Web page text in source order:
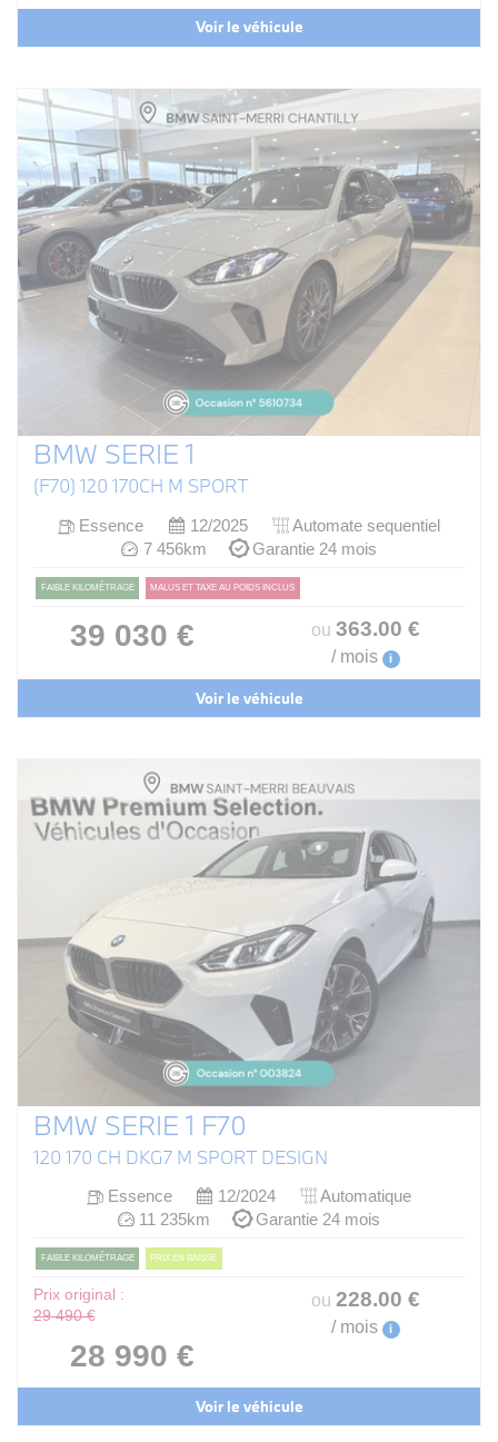
Voir le véhicule
BMW SERIE 1
(F70) 120 170CH M SPORT
Essence 12/2025
Automate sequentiel
7 456km
Garantie 24 mois
FAIBLE KILOMÉTRAGE MALUS ET TAXE AU POIDS INCLUS
39 030 € ou 363.00 €
/ mois i
Voir le véhicule
BMW SERIE 1 F70
120 170 CH DKG7 M SPORT DESIGN
Essence 12/2024
Automatique
11 235km
Garantie 24 mois
FAIBLE KILOMÉTRAGE PRIX EN BAISSE
Prix original :
29 490 €
28 990 €
ou 228.00 €
/ mois i
Voir le véhicule